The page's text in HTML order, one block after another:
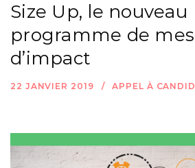
Size Up, le nouveau
programme de
d’impact
22 JANVIER 2019 APPEL À